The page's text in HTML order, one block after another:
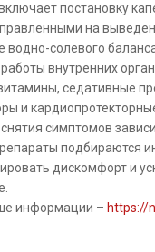
постановку
на
водно-солевого
внутренних
седативные
и
симптомов
подбираются
дискомфорт и
информации – https://